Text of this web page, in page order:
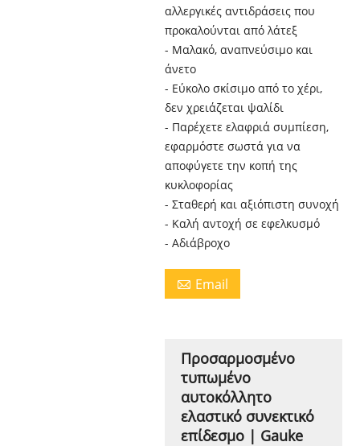
αλλεργικές αντιδράσεις που
προκαλούνται από λάτεξ
- Μαλακό, αναπνεύσιμο και
άνετο
- Εύκολο σκίσιμο από το χέρι,
δεν χρειάζεται ψαλίδι
- Παρέχετε ελαφριά συμπίεση,
εφαρμόστε σωστά για να
αποφύγετε την κοπή της
κυκλοφορίας
- Σταθερή και αξιόπιστη συνοχή
- Καλή αντοχή σε εφελκυσμό
- Αδιάβροχο
 Email
Προσαρμοσμένο
τυπωμένο
αυτοκόλλητο
ελαστικό συνεκτικό
επίδεσμο | Gauke